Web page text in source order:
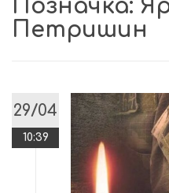
Позначка:
Петришин
29/04
10:39